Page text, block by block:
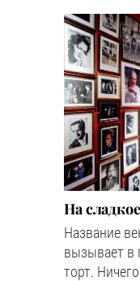
На сладкое
Название
вызывает в
торт.